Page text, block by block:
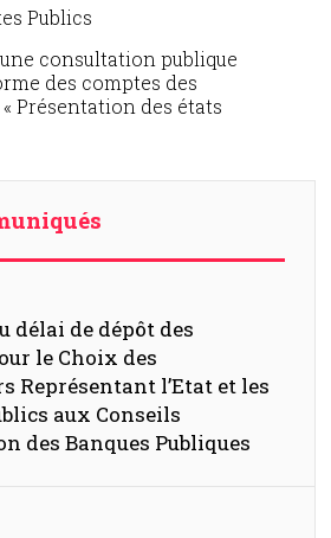
Publics
consultation publique
des comptes des
Présentation des états
délai de dépôt des
le Choix des
Représentant l’Etat et les
aux Conseils
des Banques Publiques